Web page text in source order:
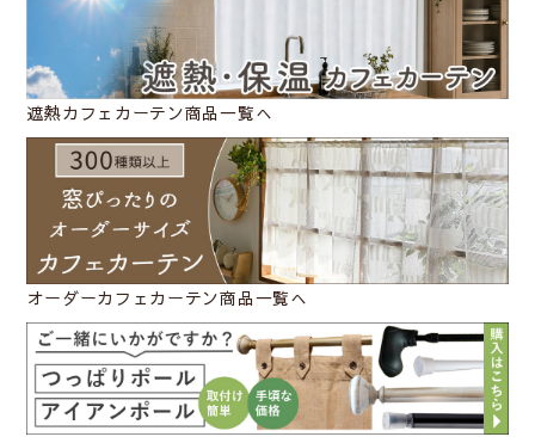
遮熱カフェカーテン商品一覧へ
オーダーカフェカーテン商品一覧へ